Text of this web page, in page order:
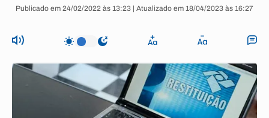
Publicado em 24/02/2022 às 13:23 | Atualizado em 18/04/2023 às 16:27